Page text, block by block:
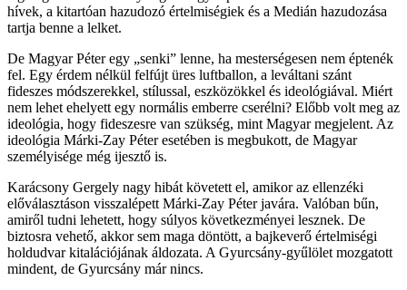
hívek, a kitartóan hazudozó értelmiségiek és a Medián hazudozása
tartja benne a lelket.
De Magyar Péter egy „senki” lenne, ha mesterségesen nem éptenék
fel. Egy érdem nélkül felfújt üres luftballon, a leváltani szánt
fideszes módszerekkel, stílussal, eszközökkel és ideológiával. Miért
nem lehet ehelyett egy normális emberre cserélni? Előbb volt meg az
ideológia, hogy fideszesre van szükség, mint Magyar megjelent. Az
ideológia Márki-Zay Péter esetében is megbukott, de Magyar
személyisége még ijesztő is.
Karácsony Gergely nagy hibát követett el, amikor az ellenzéki
előválasztáson visszalépett Márki-Zay Péter javára. Valóban bűn,
amiről tudni lehetett, hogy súlyos következményei lesznek. De
biztosra vehető, akkor sem maga döntött, a bajkeverő értelmiségi
holdudvar kitalációjának áldozata. A Gyurcsány-gyűlölet mozgatott
mindent, de Gyurcsány már nincs.